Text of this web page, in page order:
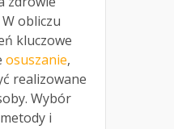
obliczu
kluczowe
osuszanie,
realizowane
Wybór
i